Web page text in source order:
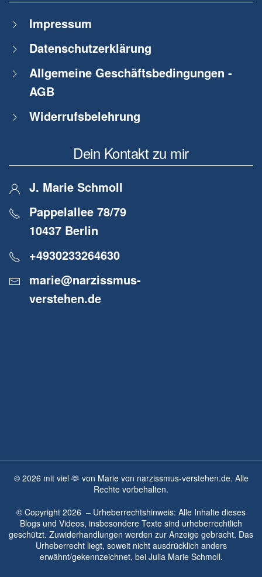
Impressum
Datenschutzerklärung
Allgemeine Geschäftsbedingungen -
AGB
Widerrufsbelehrung
Dein Kontakt zu mir
J. Marie Schmoll
Pappelallee 78/79
10437 Berlin
+4930233264630
marie@narzissmus-
verstehen.de
© 2026 mit viel 🫶 von Marie von narzissmus-verstehen.de. Alle
Rechte vorbehalten.
© Copyright 2026 – Urheberrechtshinweis: Alle Inhalte dieses
Blogs und Videos, insbesondere Texte sind urheberrechtlich
geschützt. Zuwiderhandlungen werden zur Anzeige gebracht. Das
Urheberrecht liegt, soweit nicht ausdrücklich anders
erwähnt/gekennzeichnet, bei Julia Marie Schmoll.